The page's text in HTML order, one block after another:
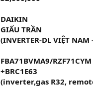
DAIKIN
GIẤU TRẦN
(INVERTER-DL VIỆT
FBA71BVMA9/RZF71CYM
+BRC1E63
(inverter,gas R32,